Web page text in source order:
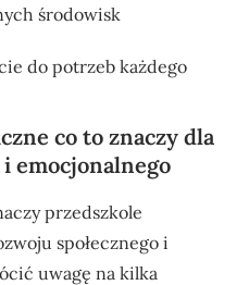
środowisk
do potrzeb każdego
co to znaczy dla
emocjonalnego
przedszkole
społecznego i
uwagę na kilka